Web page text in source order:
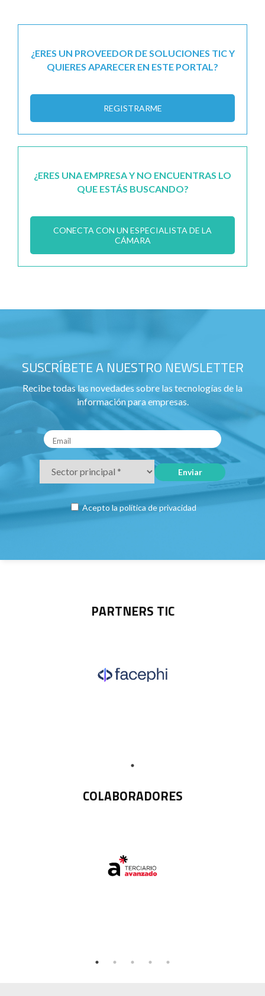
¿ERES UN PROVEEDOR DE SOLUCIONES TIC Y
QUIERES APARECER EN ESTE PORTAL?
REGISTRARME
¿ERES UNA EMPRESA Y NO ENCUENTRAS LO
QUE ESTÁS BUSCANDO?
CONECTA CON UN ESPECIALISTA DE LA
CÁMARA
SUSCRÍBETE A NUESTRO NEWSLETTER
Recibe todas las novedades sobre las tecnologías de la
información para empresas.
Acepto la política de privacidad
PARTNERS TIC
COLABORADORES